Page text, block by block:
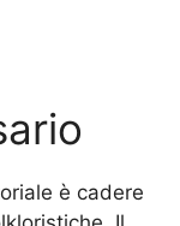
è cadere